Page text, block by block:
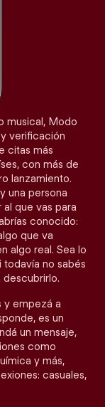
musical, Modo
verificación
citas más
con más de
lanzamiento.
una persona
al que vas para
conocido:
que va
algo real. Sea lo
todavía no sabés
y empezá a
es un
un mensaje,
como
y más,
casuales,